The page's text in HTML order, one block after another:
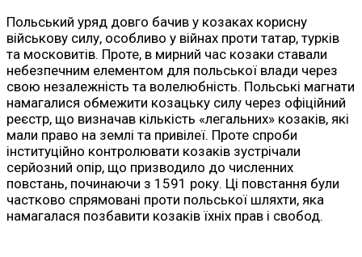
Польський уряд довго бачив у козаках корисну
військову силу, особливо у війнах проти татар, турків
та московитів. Проте, в мирний час козаки ставали
небезпечним елементом для польської влади через
свою незалежність та волелюбність. Польські магнати
намагалися обмежити козацьку силу через офіційний
реєстр, що визначав кількість «легальних» козаків, які
мали право на землі та привілеї. Проте спроби
інституційно контролювати козаків зустрічали
серйозний опір, що призводило до численних
повстань, починаючи з 1591 року. Ці повстання були
частково спрямовані проти польської шляхти, яка
намагалася позбавити козаків їхніх прав і свобод.